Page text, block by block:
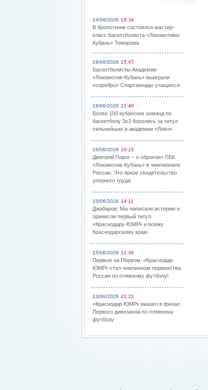
24/06/2026 16:34
В Кропоткине состоялся мастер-
класс баскетболиста «Локомотива-
Кубань» Темирова
19/06/2026 15:47
Баскетболисты Академии
«Локомотив-Кубань» выиграли
«серебро» Спартакиады учащихся
18/06/2026 21:40
Более 100 кубанских команд по
баскетболу 3х3 боролись за титул
сильнейших в академии «Локо»
16/06/2026 10:15
Дмитрий Пирог – о «бронзе» ПБК
«Локомотив-Кубань» в чемпионате
России: Это яркое свидетельство
упорного труда
15/06/2026 14:11
Джабаров: Мы написали историю и
принесли первый титул
«Краснодару-ЮМР» и всему
Краснодарскому краю
15/06/2026 12:39
Первые на Первом: «Краснодар-
ЮМР» стал чемпионом первенства
России по пляжному футболу!
13/06/2026 21:22
«Краснодар-ЮМР» вышел в финал
Первого дивизиона по пляжному
футболу